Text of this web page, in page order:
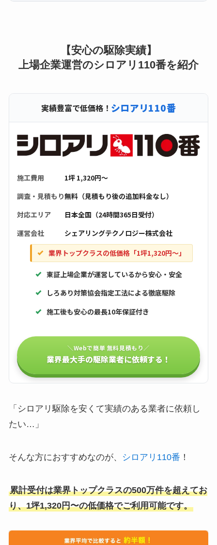
【安心の駆除実績】
上場企業運営のシロアリ110番を紹介
実績豊富で低価格！ シロアリ110番
施工費用
1坪 1,320円〜
調査・見積もり無料（見積もり後の追加料金なし）
対応エリア
日本全国（24時間365日受付）
運営会社
シェアリングテクノロジー株式会社
業界トップクラスの低価格「1坪1,320円〜」
東証上場企業が運営しているから安心・安全
しろあり対策協会指定工法による徹底駆除
施工後も安心の最長10年保証付き
＼Webで簡単 無料見積もり／
業界最大手の駆除業者に依頼する！
「シロアリ駆除を安くて実績のある業者に依頼し
たい…」
そんな方におすすめなのが、 シロアリ110番 ！
累計受付は業界トップクラスの500万件を超えてお
り、1坪1,320円〜の低価格でご利用可能です。